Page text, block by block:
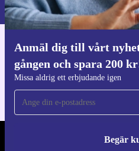
Anmäl dig till vårt
gången och spara 200
Missa aldrig ett erbjudande igen
Begär
Ladda ner
För iOS och
REFURBED